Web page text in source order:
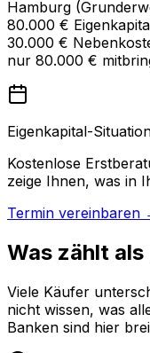
Hamburg
80.000 €
30.000 €
nur 80.000 €
Eigenkapital-
Kostenlose
zeige Ihnen, was in
Termin vereinbaren
Was zählt
Viele Käufer
nicht wissen, was
Banken sind hier